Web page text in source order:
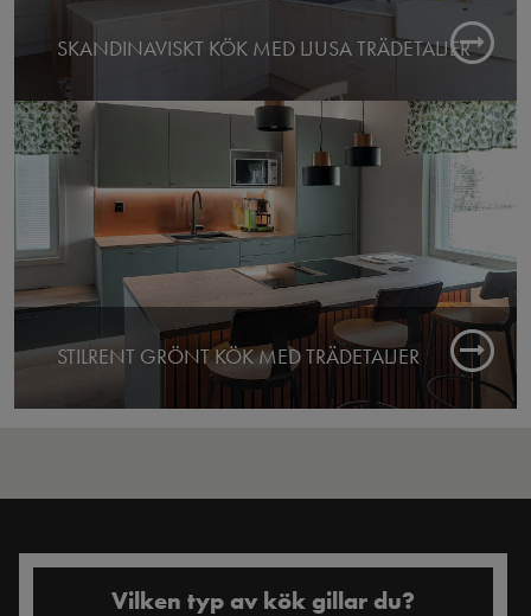
SKANDINAVISKT KÖK MED LJUSA TRÄDETALJER
Färdigt:
Butik: Espoo
STILRENT GRÖNT KÖK MED TRÄDETALJER
Vilken typ av kök gillar du?